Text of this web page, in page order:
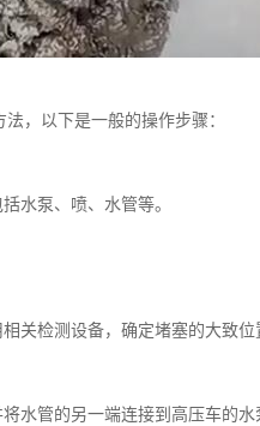
，以下是一般的操作步骤：
水泵、喷、水管等。
关检测设备，确定堵塞的大致位
水管的另一端连接到高压车的水